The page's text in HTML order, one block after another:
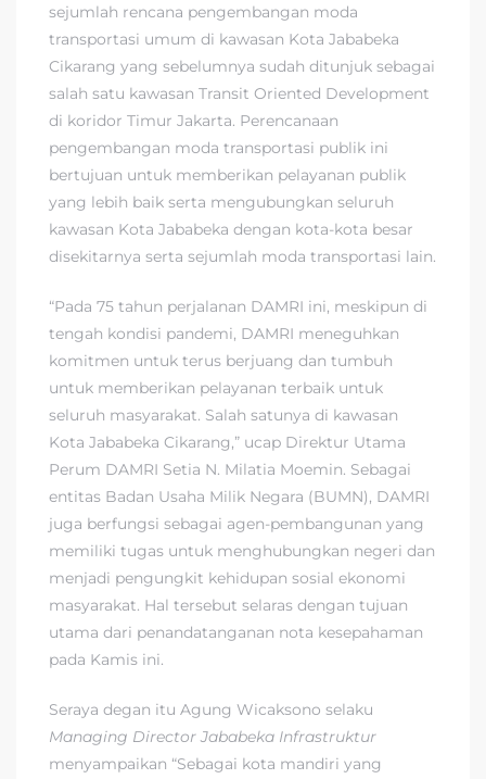
sejumlah rencana pengembangan moda
transportasi umum di kawasan Kota Jababeka
Cikarang yang sebelumnya sudah ditunjuk sebagai
salah satu kawasan Transit Oriented Development
di koridor Timur Jakarta. Perencanaan
pengembangan moda transportasi publik ini
bertujuan untuk memberikan pelayanan publik
yang lebih baik serta mengubungkan seluruh
kawasan Kota Jababeka dengan kota-kota besar
disekitarnya serta sejumlah moda transportasi lain.
“Pada 75 tahun perjalanan DAMRI ini, meskipun di
tengah kondisi pandemi, DAMRI meneguhkan
komitmen untuk terus berjuang dan tumbuh
untuk memberikan pelayanan terbaik untuk
seluruh masyarakat. Salah satunya di kawasan
Kota Jababeka Cikarang,” ucap Direktur Utama
Perum DAMRI Setia N. Milatia Moemin. Sebagai
entitas Badan Usaha Milik Negara (BUMN), DAMRI
juga berfungsi sebagai agen-pembangunan yang
memiliki tugas untuk menghubungkan negeri dan
menjadi pengungkit kehidupan sosial ekonomi
masyarakat. Hal tersebut selaras dengan tujuan
utama dari penandatanganan nota kesepahaman
pada Kamis ini.
Seraya degan itu Agung Wicaksono selaku
Managing Director Jababeka Infrastruktur
menyampaikan “Sebagai kota mandiri yang